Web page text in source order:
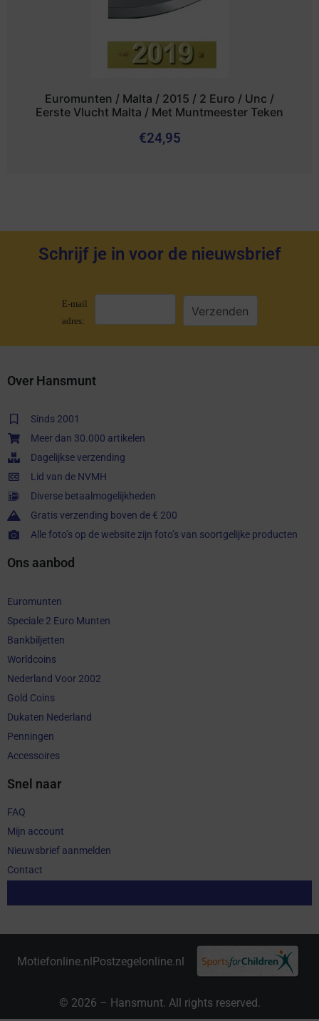
Euromunten / Malta / 2015 / 2 Euro / Unc /
Eerste Vlucht Malta / Met Muntmeester Teken
€24,95
Schrijf je in voor de nieuwsbrief
E-mail
adres:
Over Hansmunt
Sinds 2001
Meer dan 30.000 artikelen
Dagelijkse verzending
Lid van de NVMH
Diverse betaalmogelijkheden
Gratis verzending boven de € 200
Alle foto’s op de website zijn foto’s van soortgelijke producten
Ons aanbod
Euromunten
Speciale 2 Euro Munten
Bankbiljetten
Worldcoins
Nederland Voor 2002
Gold Coins
Dukaten Nederland
Penningen
Accessoires
Snel naar
FAQ
Mijn account
Nieuwsbrief aanmelden
Contact
Motiefonline.nl Postzegelonline.nl
© 2026 – Hansmunt. All rights reserved.